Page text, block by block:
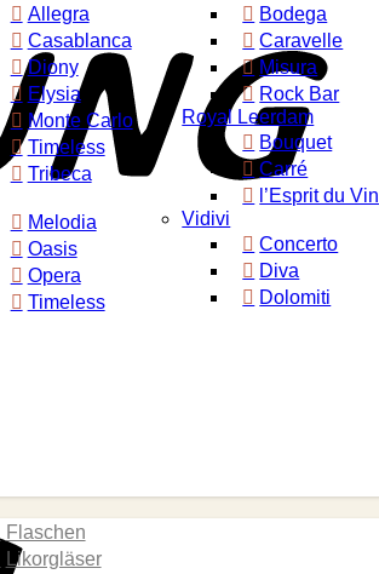
Allegra
Casablanca
Diony
Elysia
Monte Carlo
Timeless
Tribeca
Melodia
Oasis
Opera
Timeless
Bodega
Caravelle
Misura
Rock Bar
Royal Leerdam
Bouquet
Carré
l’Esprit du Vin
Vidivi
Concerto
Diva
Dolomiti
Flaschen
Likorgläser